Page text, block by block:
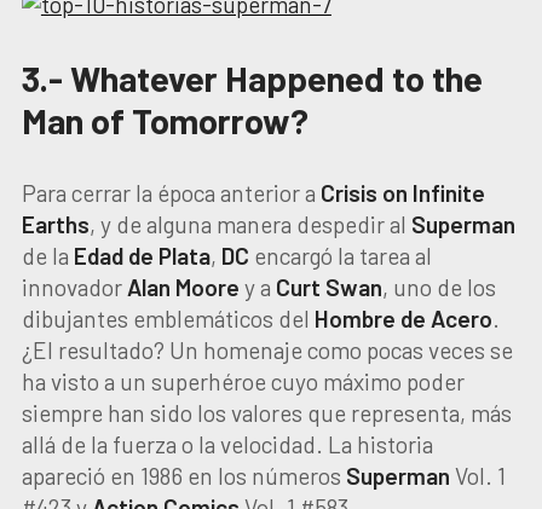
3.- Whatever Happened to the
Man of Tomorrow?
Para cerrar la época anterior a Crisis on Infinite
Earths, y de alguna manera despedir al Superman
de la Edad de Plata, DC encargó la tarea al
innovador Alan Moore y a Curt Swan, uno de los
dibujantes emblemáticos del Hombre de Acero.
¿El resultado? Un homenaje como pocas veces se
ha visto a un superhéroe cuyo máximo poder
siempre han sido los valores que representa, más
allá de la fuerza o la velocidad. La historia
apareció en 1986 en los números Superman Vol. 1